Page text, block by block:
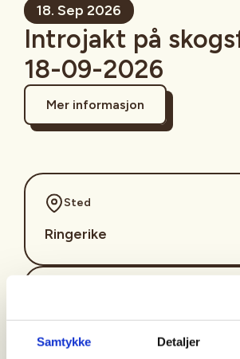
Samtykke Detaljer
18. Sep 2026
Introjakt på
18-09-2026
Mer informasjon
Sted
Ringerike
Kl. 08.00 - 17.00